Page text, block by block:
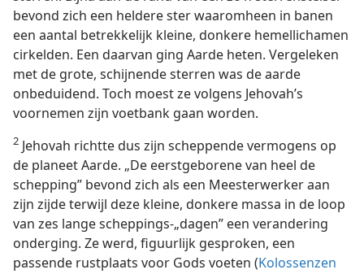
bevond zich een heldere ster waaromheen in banen
een aantal betrekkelijk kleine, donkere hemellichamen
cirkelden. Een daarvan ging Aarde heten. Vergeleken
met de grote, schijnende sterren was de aarde
onbeduidend. Toch moest ze volgens Jehovah’s
voornemen zijn voetbank gaan worden.
2 Jehovah richtte dus zijn scheppende vermogens op
de planeet Aarde. „De eerstgeborene van heel de
schepping” bevond zich als een Meesterwerker aan
zijn zijde terwijl deze kleine, donkere massa in de loop
van zes lange scheppings-„dagen” een verandering
onderging. Ze werd, figuurlijk gesproken, een
passende rustplaats voor Gods voeten (Kolossenzen